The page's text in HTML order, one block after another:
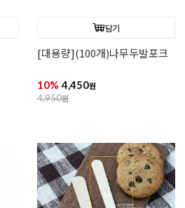
담기
[대용량](100개)나무두발포크
10% 4,450원
4,950원